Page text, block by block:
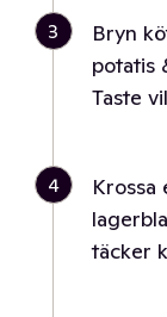
3
Bryn
potatis
Taste
4
Krossa
täcker